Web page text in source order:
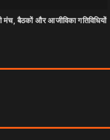
मंच, बैठकों और आजीविका गतिविधियों